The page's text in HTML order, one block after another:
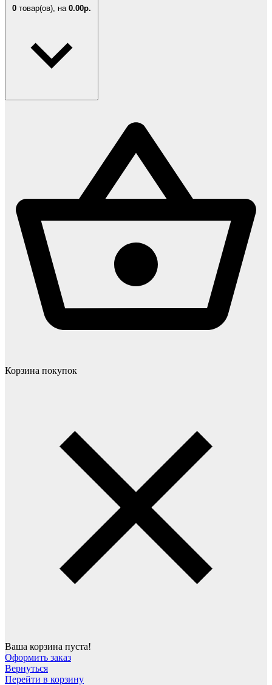
0 товар(ов), на 0.00р.
Корзина покупок
Ваша корзина пуста!
Оформить заказ
Вернуться
Перейти в корзину